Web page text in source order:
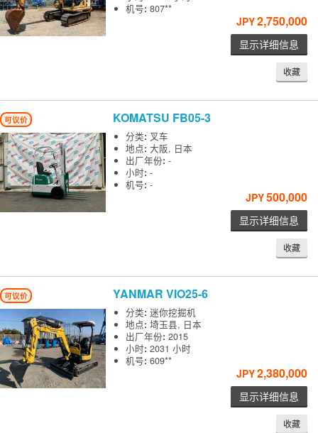
机号:807**
JPY2,750,000
显示详细信息
收藏
可议价 KOMATSU FB05-3
分类: 叉车
地点:大阪, 日本
出厂年份:-
小时:-
机号:-
JPY500,000
显示详细信息
收藏
可议价 YANMARVIO25-6
分类:迷你挖掘机
地点:埼玉县, 日本
出厂年份:2015
小时:2031 小时
机号:609**
JPY2,380,000
显示详细信息
收藏